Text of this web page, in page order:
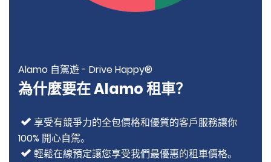
Alamo 自駕遊 - Drive Happy®
為什麼要在 Alamo 租車？
享受有競爭力的全包價格和優質的客戶服務讓你
100% 開心自駕。
輕鬆在線預定讓您享受我們最優惠的租車價格。